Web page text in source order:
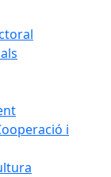
i